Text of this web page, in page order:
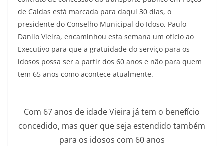
de Caldas está marcada para daqui 30 dias, o
presidente do Conselho Municipal do Idoso, Paulo
Danilo Vieira, encaminhou esta semana um ofício ao
Executivo para que a gratuidade do serviço para os
idosos possa ser a partir dos 60 anos e não para quem
tem 65 anos como acontece atualmente.
Com 67 anos de idade Vieira já tem o benefício
concedido, mas quer que seja estendido também
para os idosos com 60 anos